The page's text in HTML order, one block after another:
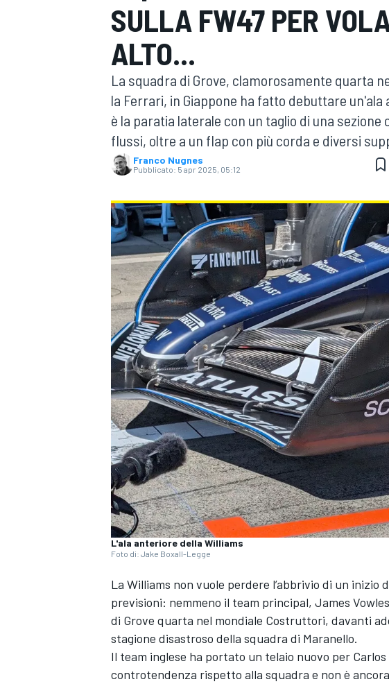
MOTOGP WEC
WRC
MONOPOSTO
SULLA FW47 PER
ALTO...
La squadra di Grove, clamorosamente quarta
la Ferrari, in Giappone ha fatto debuttare
è la paratia laterale con un taglio di una
flussi, oltre a un flap con più corda e diversi
Franco Nugnes
Pubblicato: 5 apr 2025, 05:12
L'ala anteriore della Williams
Foto di: Jake Boxall-Legge
La Williams non vuole perdere l’abbrivio di un
previsioni: nemmeno il team principal, James
di Grove quarta nel mondiale Costruttori, davanti
stagione disastroso della squadra di Maranello.
Il team inglese ha portato un telaio nuovo per
controtendenza rispetto alla squadra e non è